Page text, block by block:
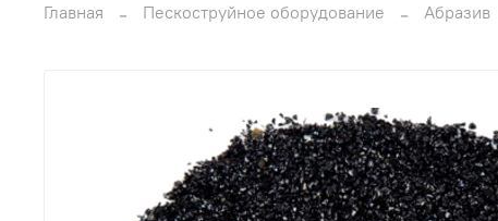
Главная Пескоструйное оборудование Абразив